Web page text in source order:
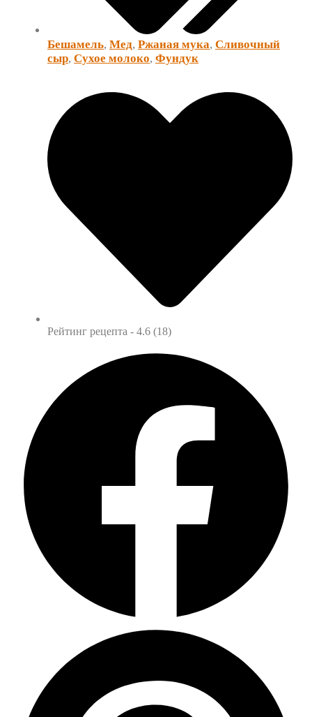
Бешамель, Мед, Ржаная мука, Сливочный
сыр, Сухое молоко, Фундук
Рейтинг рецепта - 4.6 (18)